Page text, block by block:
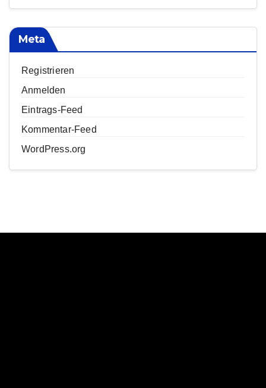
Meta
Registrieren
Anmelden
Eintrags-Feed
Kommentar-Feed
WordPress.org